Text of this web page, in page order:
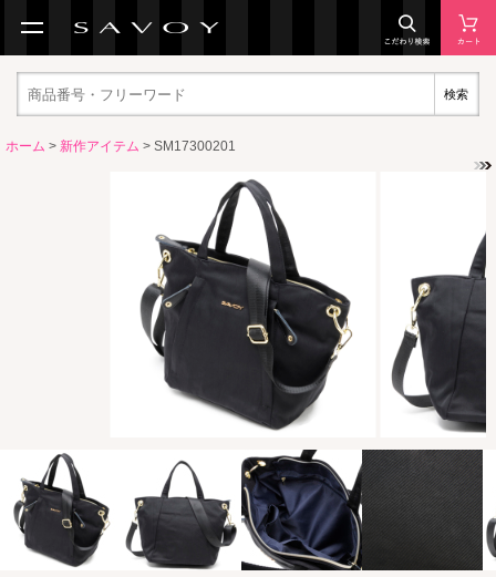
検索
ホーム > 新作アイテム > SM17300201